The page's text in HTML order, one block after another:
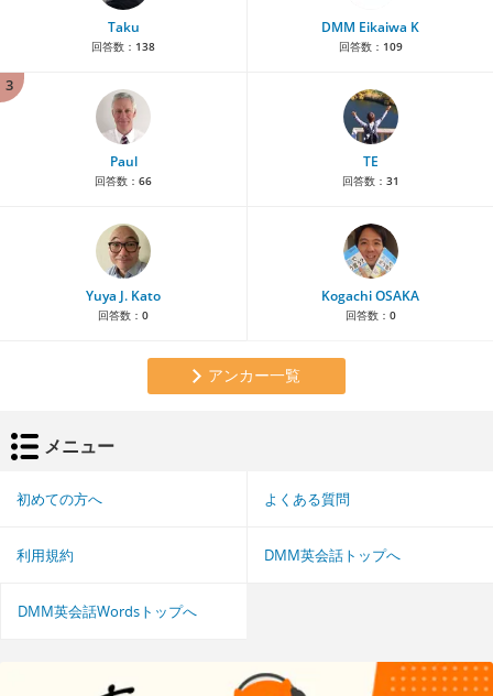
Taku
回答数： 138
DMM Eikaiwa K
回答数： 109
3
Paul
回答数： 66
TE
回答数： 31
Yuya J. Kato
回答数： 0
Kogachi OSAKA
回答数： 0
アンカー一覧
メニュー
初めての方へ よくある質問
利用規約 DMM英会話トップへ
DMM英会話Wordsトップへ